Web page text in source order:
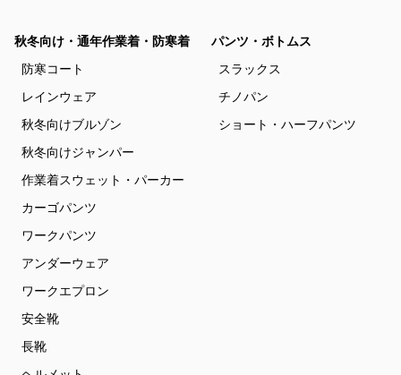
秋冬向け・通年作業着・防寒着
防寒コート
レインウェア
秋冬向けブルゾン
秋冬向けジャンパー
作業着スウェット・パーカー
カーゴパンツ
ワークパンツ
アンダーウェア
ワークエプロン
安全靴
長靴
パンツ・ボトムス
スラックス
チノパン
ショート・ハーフパンツ